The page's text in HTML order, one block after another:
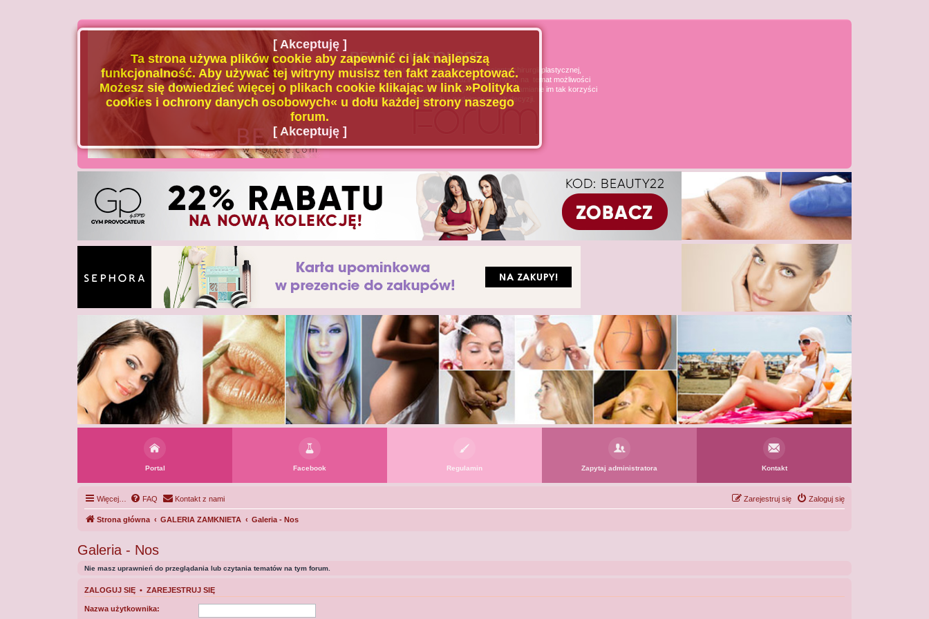
BEAUTY W POLSCE
Naszą misją jest poszerzanie wiedzy u pacjenta chirurgii plastycznej,
medycyny estetycznej oraz dziedzin pokrewnych, na temat możliwości
i ograniczeń tych dziedzin medycyny, oraz uświadamianie im tak korzyści
jak i zagrożeń wynikających z podejmowanych decyzji.
Portal Facebook Regulamin Zapytaj administratora Kontakt
Więcej… FAQ Kontakt z nami Zaloguj się
Zarejestruj się
Strona główna GALERIA ZAMKNIETA Galeria - Nos
Galeria - Nos
Nie masz uprawnień do przeglądania lub czytania tematów na tym forum.
ZALOGUJ SIĘ • ZAREJESTRUJ SIĘ
Nazwa użytkownika:
[ Akceptuję ]
Ta strona używa plików cookie aby zapewnić ci jak najlepszą
funkcjonalność. Aby używać tej witryny musisz ten fakt zaakceptować.
Możesz się dowiedzieć więcej o plikach cookie klikając w link »Polityka
cookies i ochrony danych osobowych« u dołu każdej strony naszego
forum.
[ Akceptuję ]